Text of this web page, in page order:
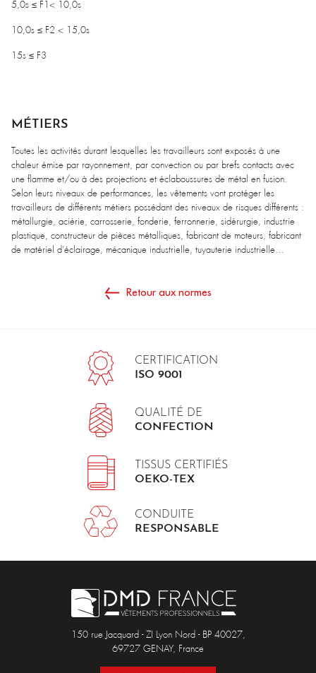
5,0s ≤ F1< 10,0s
10,0s ≤ F2 < 15,0s
15s ≤ F3
MÉTIERS
Toutes les activités durant lesquelles les travailleurs sont exposés à une
chaleur émise par rayonnement, par convection ou par brefs contacts avec
une flamme et/ou à des projections et éclaboussures de métal en fusion.
Selon leurs niveaux de performances, les vêtements vont protéger les
travailleurs de différents métiers possédant des niveaux de risques différents :
métallurgie, aciérie, carrosserie, fonderie, ferronnerie, sidérurgie, industrie
plastique, constructeur de pièces métalliques, fabricant de moteurs, fabricant
de matériel d’éclairage, mécanique industrielle, tuyauterie industrielle…
Retour aux normes
CERTIFICATION
ISO 9001
QUALITÉ DE
CONFECTION
TISSUS CERTIFIÉS
OEKO-TEX
CONDUITE
RESPONSABLE
150 rue Jacquard - ZI Lyon Nord - BP 40027,
69727 GENAY, France